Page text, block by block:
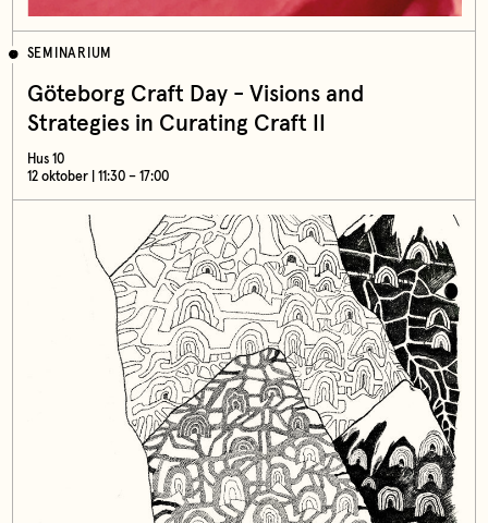
SEMINARIUM
Göteborg Craft Day - Visions and
Strategies in Curating Craft II
Hus 10
12 oktober | 11:30 – 17:00